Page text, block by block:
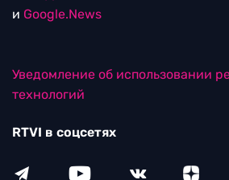
и Google.News
Уведомление об использовании
технологий
RTVI в соцсетях